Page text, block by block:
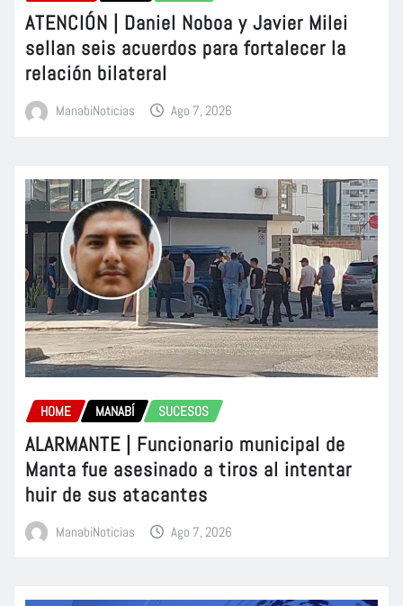
ATENCIÓN | Daniel Noboa y Javier Milei
sellan seis acuerdos para fortalecer la
relación bilateral
ManabiNoticias Ago 7, 2026
HOME MANABÍ SUCESOS
ALARMANTE | Funcionario municipal de
Manta fue asesinado a tiros al intentar
huir de sus atacantes
ManabiNoticias Ago 7, 2026